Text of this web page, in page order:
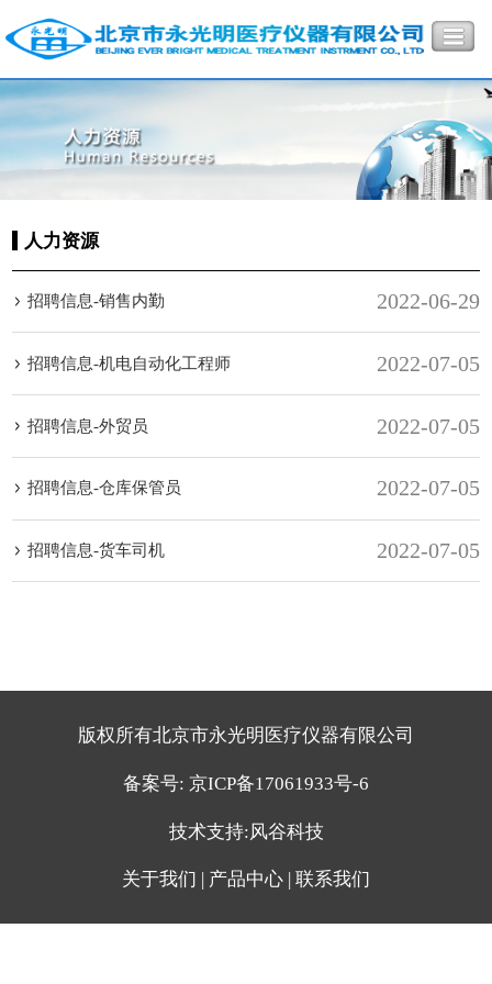
人力资源
招聘信息-销售内勤 2022-06-29
招聘信息-机电自动化工程师 2022-07-05
招聘信息-外贸员 2022-07-05
招聘信息-仓库保管员 2022-07-05
招聘信息-货车司机 2022-07-05
版权所有北京市永光明医疗仪器有限公司
备案号: 京ICP备17061933号-6
技术支持:风谷科技
关于我们 | 产品中心 | 联系我们